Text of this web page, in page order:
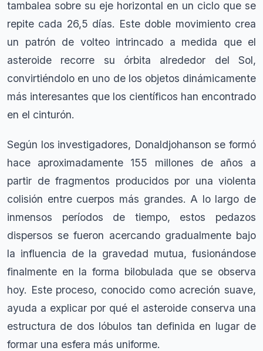
tambalea sobre su eje horizontal en un ciclo que se
repite cada 26,5 días. Este doble movimiento crea
un patrón de volteo intrincado a medida que el
asteroide recorre su órbita alrededor del Sol,
convirtiéndolo en uno de los objetos dinámicamente
más interesantes que los científicos han encontrado
en el cinturón.
Según los investigadores, Donaldjohanson se formó
hace aproximadamente 155 millones de años a
partir de fragmentos producidos por una violenta
colisión entre cuerpos más grandes. A lo largo de
inmensos períodos de tiempo, estos pedazos
dispersos se fueron acercando gradualmente bajo
la influencia de la gravedad mutua, fusionándose
finalmente en la forma bilobulada que se observa
hoy. Este proceso, conocido como acreción suave,
ayuda a explicar por qué el asteroide conserva una
estructura de dos lóbulos tan definida en lugar de
formar una esfera más uniforme.